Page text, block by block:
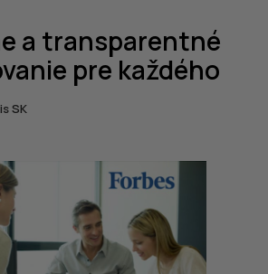
a transparentné
pre každého
SK